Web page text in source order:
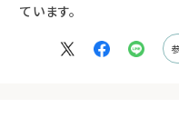
ています。